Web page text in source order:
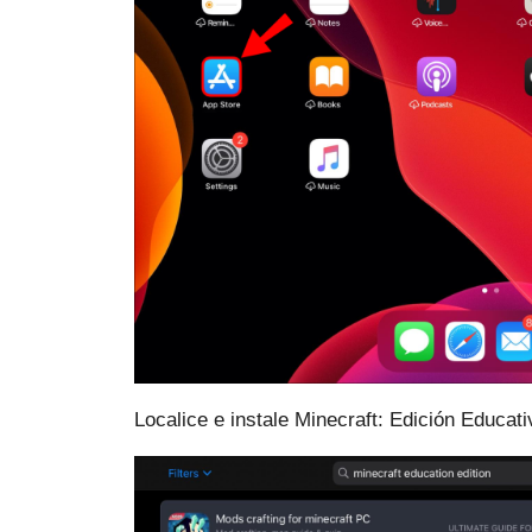
Localice e instale Minecraft: Edición